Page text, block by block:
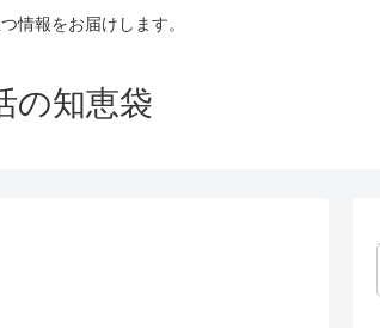
情報をお届けします。
の知恵袋